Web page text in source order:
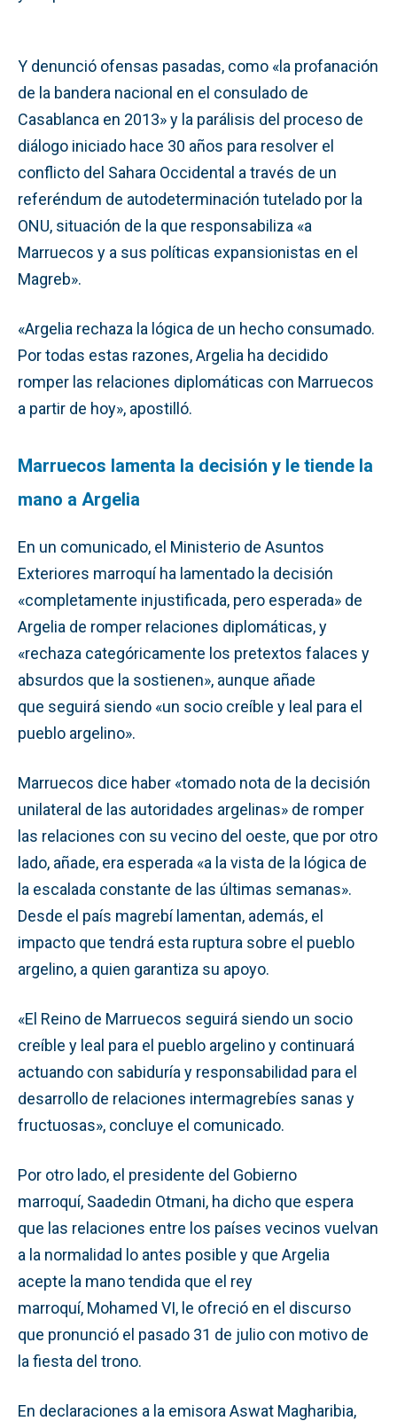
Y denunció ofensas pasadas, como «la profanación
de la bandera nacional en el consulado de
Casablanca en 2013» y la parálisis del proceso de
diálogo iniciado hace 30 años para resolver el
conflicto del Sahara Occidental a través de un
referéndum de autodeterminación tutelado por la
ONU, situación de la que responsabiliza «a
Marruecos y a sus políticas expansionistas en el
Magreb».
«Argelia rechaza la lógica de un hecho consumado.
Por todas estas razones, Argelia ha decidido
romper las relaciones diplomáticas con Marruecos
a partir de hoy», apostilló.
Marruecos lamenta la decisión y le tiende la
mano a Argelia
En un comunicado, el Ministerio de Asuntos
Exteriores marroquí ha lamentado la decisión
«completamente injustificada, pero esperada» de
Argelia de romper relaciones diplomáticas, y
«rechaza categóricamente los pretextos falaces y
absurdos que la sostienen», aunque añade
que seguirá siendo «un socio creíble y leal para el
pueblo argelino».
Marruecos dice haber «tomado nota de la decisión
unilateral de las autoridades argelinas» de romper
las relaciones con su vecino del oeste, que por otro
lado, añade, era esperada «a la vista de la lógica de
la escalada constante de las últimas semanas».
Desde el país magrebí lamentan, además, el
impacto que tendrá esta ruptura sobre el pueblo
argelino, a quien garantiza su apoyo.
«El Reino de Marruecos seguirá siendo un socio
creíble y leal para el pueblo argelino y continuará
actuando con sabiduría y responsabilidad para el
desarrollo de relaciones intermagrebíes sanas y
fructuosas», concluye el comunicado.
Por otro lado, el presidente del Gobierno
marroquí, Saadedin Otmani, ha dicho que espera
que las relaciones entre los países vecinos vuelvan
a la normalidad lo antes posible y que Argelia
acepte la mano tendida que el rey
marroquí, Mohamed VI, le ofreció en el discurso
que pronunció el pasado 31 de julio con motivo de
la fiesta del trono.
En declaraciones a la emisora Aswat Magharibia,